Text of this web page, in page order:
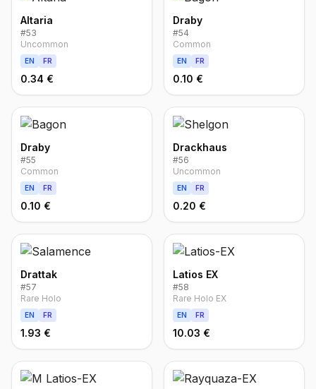
Altaria
#53
Uncommon
EN FR
0.34 €
Draby
#54
Common
EN FR
0.10 €
Draby
#55
Common
EN FR
0.10 €
Drackhaus
#56
Uncommon
EN FR
0.20 €
Drattak
#57
Rare Holo
EN FR
1.93 €
Latios EX
#58
Rare Holo EX
EN FR
10.03 €